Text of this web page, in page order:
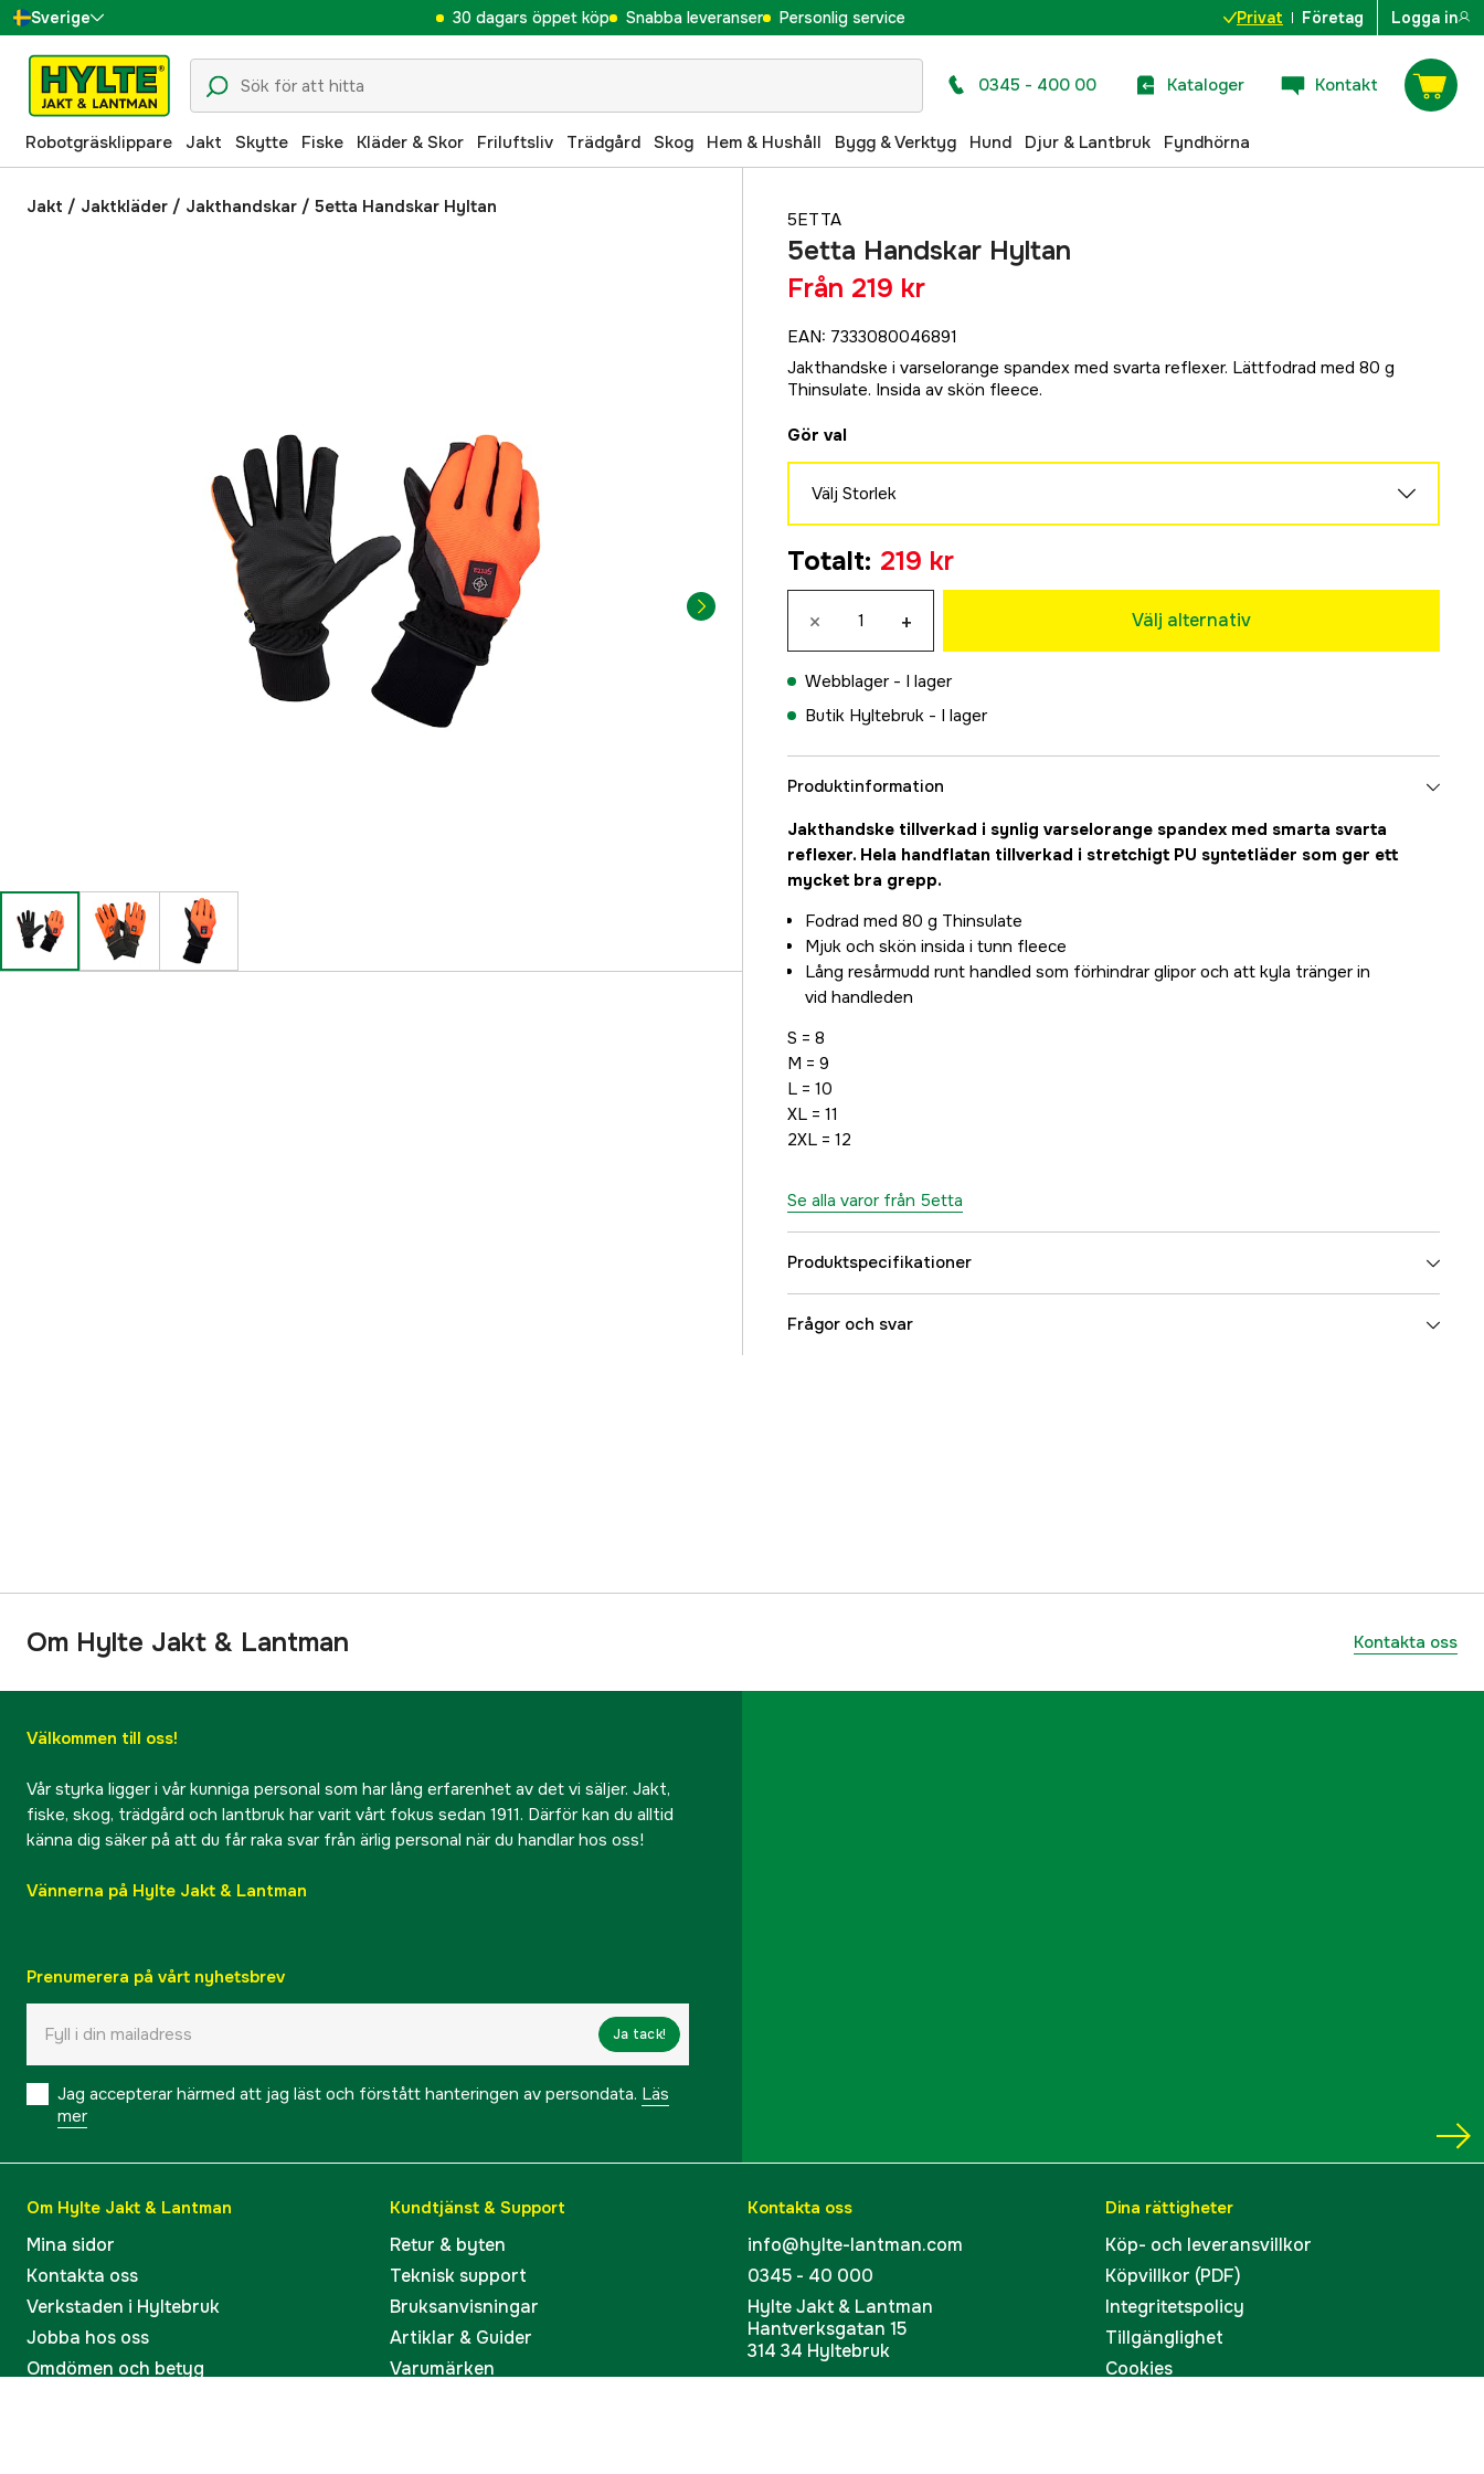
Sverige
Danmark
Suomi
Norge
Deutschland
30 dagars öppet köp Snabba leveranser Personlig service Privat Företag Logga in
0345 - 400 00 Kataloger Kontakt
Robotgräsklippare Jakt Skytte Fiske Kläder & Skor Friluftsliv Trädgård Skog Hem & Hushåll Bygg & Verktyg Hund Djur & Lantbruk Fyndhörna
Jakt / Jaktkläder / Jakthandskar / 5etta Handskar Hyltan
5ETTA
5etta Handskar Hyltan
Från 219 kr
EAN: 7333080046891
Jakthandske i varselorange spandex med svarta reflexer. Lättfodrad med 80 g
Thinsulate. Insida av skön fleece.
Gör val
Välj Storlek
219 kr
219 kr
219 kr
XL
219 kr
2XL
Totalt: 219 kr
× + Välj alternativ
Webblager - I lager
Butik Hyltebruk - I lager
Produktinformation
Jakthandske tillverkad i synlig varselorange spandex med smarta svarta
reflexer. Hela handflatan tillverkad i stretchigt PU syntetläder som ger ett
mycket bra grepp.
Fodrad med 80 g Thinsulate
Mjuk och skön insida i tunn fleece
Lång resårmudd runt handled som förhindrar glipor och att kyla tränger in
vid handleden
S = 8
M = 9
L = 10
XL = 11
2XL = 12
Se alla varor från 5etta
Produktspecifikationer
Typ av handske
Frågor och svar
Om Hylte Jakt & Lantman Kontakta oss
Välkommen till oss!
Vår styrka ligger i vår kunniga personal som har lång erfarenhet av det vi säljer. Jakt,
fiske, skog, trädgård och lantbruk har varit vårt fokus sedan 1911. Därför kan du alltid
känna dig säker på att du får raka svar från ärlig personal när du handlar hos oss!
Vännerna på Hylte Jakt & Lantman
Prenumerera på vårt nyhetsbrev
Ja tack!
Jag accepterar härmed att jag läst och förstått hanteringen av persondata. Läs
mer
Om Hylte Jakt & Lantman
Mina sidor
Kontakta oss
Verkstaden i Hyltebruk
Jobba hos oss
Omdömen och betyg
Kundtjänst & Support
Retur & byten
Teknisk support
Bruksanvisningar
Artiklar & Guider
Varumärken
Kontakta oss
info@hylte-lantman.com
0345 - 40 000
Hylte Jakt & Lantman
Hantverksgatan 15
314 34 Hyltebruk
Dina rättigheter
Köp- och leveransvillkor
Köpvillkor (PDF)
Integritetspolicy
Tillgänglighet
Cookies